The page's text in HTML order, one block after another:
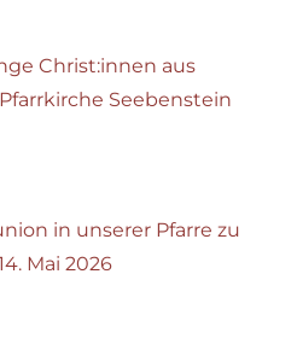
Christ:innen aus
Seebenstein
in unserer Pfarre zu
Mai 2026